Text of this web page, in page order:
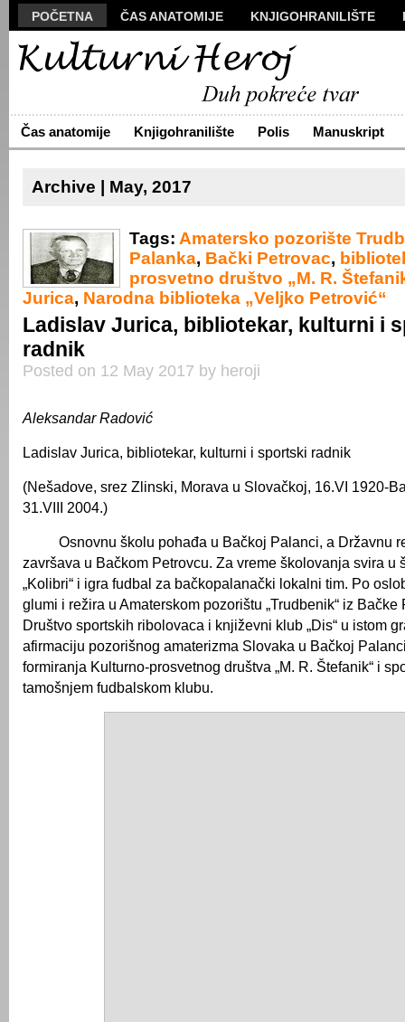
POČETNA ČAS ANATOMIJE KNJIGOHRANILIŠTE
MANUSKRIPT
VIZUALI
ARHIVA
O NAMA ŽIVA REČ KONTAKT
Čas anatomije Knjigohranilište Polis Manuskript
Archive | May, 2017
Tags: Amatersko pozorište
Palanka, Bački Petrovac,
prosvetno društvo „M. R.
Jurica, Narodna biblioteka „Veljko Petrović“
Ladislav Jurica, bibliotekar, kulturni i
radnik
Posted on 12 May 2017 by heroji
Aleksandar Radović
Ladislav Jurica, bibliotekar, kulturni i sportski radnik
(Nešadove, srez Zlinski, Morava u Slovačkoj, 16.VI 1920-
31.VIII 2004.)
Osnovnu školu pohađa u Bačkoj Palanci, a Državnu
završava u Bačkom Petrovcu. Za vreme školovanja svira u
„Kolibri“ i igra fudbal za bačkopalanački lokalni tim. Po
glumi i režira u Amaterskom pozorištu „Trudbenik“ iz
Društvo sportskih ribolovaca i književni klub „Dis“ u istom
afirmaciju pozorišnog amaterizma Slovaka u Bačkoj
formiranja Kulturno-prosvetnog društva „M. R. Štefanik“ i
tamošnjem fudbalskom klubu.